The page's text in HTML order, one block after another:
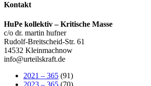
Kontakt
HuPe kollektiv – Kritische Masse
c/o dr. martin hufner
Rudolf-Breitscheid-Str. 61
14532 Kleinmachnow
info@urteilskraft.de
2021 – 365 (91)
2023 – 365 (70)